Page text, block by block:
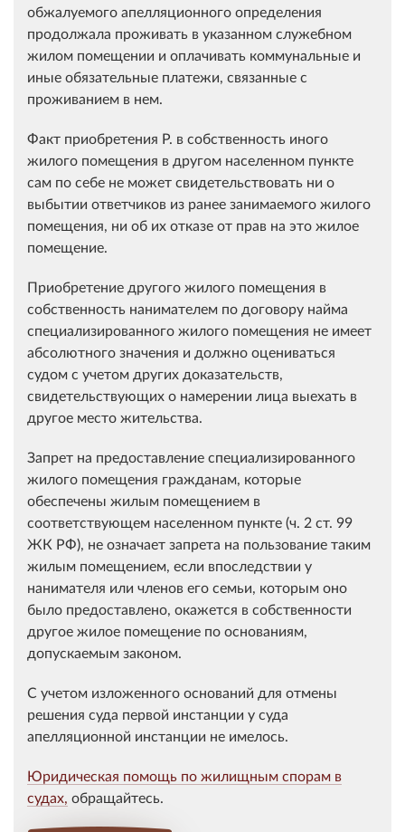
обжалуемого апелляционного определения
продолжала проживать в указанном служебном
жилом помещении и оплачивать коммунальные и
иные обязательные платежи, связанные с
проживанием в нем.
Факт приобретения Р. в собственность иного
жилого помещения в другом населенном пункте
сам по себе не может свидетельствовать ни о
выбытии ответчиков из ранее занимаемого жилого
помещения, ни об их отказе от прав на это жилое
помещение.
Приобретение другого жилого помещения в
собственность нанимателем по договору найма
специализированного жилого помещения не имеет
абсолютного значения и должно оцениваться
судом с учетом других доказательств,
свидетельствующих о намерении лица выехать в
другое место жительства.
Запрет на предоставление специализированного
жилого помещения гражданам, которые
обеспечены жилым помещением в
соответствующем населенном пункте (ч. 2 ст. 99
ЖК РФ), не означает запрета на пользование таким
жилым помещением, если впоследствии у
нанимателя или членов его семьи, которым оно
было предоставлено, окажется в собственности
другое жилое помещение по основаниям,
допускаемым законом.
С учетом изложенного оснований для отмены
решения суда первой инстанции у суда
апелляционной инстанции не имелось.
Юридическая помощь по жилищным спорам в
судах, обращайтесь.